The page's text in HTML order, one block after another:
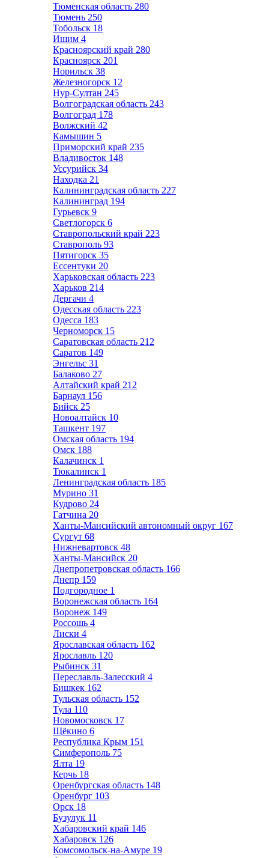
Тюменская область 280
Тюмень 250
Тобольск 18
Ишим 4
Красноярский край 280
Красноярск 201
Норильск 38
Железногорск 12
Нур-Султан 245
Волгоградская область 243
Волгоград 178
Волжский 42
Камышин 5
Приморский край 235
Владивосток 148
Уссурийск 34
Находка 21
Калининградская область 227
Калининград 194
Гурьевск 9
Светлогорск 6
Ставропольский край 223
Ставрополь 93
Пятигорск 35
Ессентуки 20
Харьковская область 223
Харьков 214
Дергачи 4
Одесская область 223
Одесса 183
Черноморск 15
Саратовская область 212
Саратов 149
Энгельс 31
Балаково 27
Алтайский край 212
Барнаул 156
Бийск 25
Новоалтайск 10
Ташкент 197
Омская область 194
Омск 188
Калачинск 1
Тюкалинск 1
Ленинградская область 185
Мурино 31
Кудрово 24
Гатчина 20
Ханты-Мансийский автономный округ 167
Сургут 68
Нижневартовск 48
Ханты-Мансийск 20
Днепропетровская область 166
Днепр 159
Подгородное 1
Воронежская область 164
Воронеж 149
Россошь 4
Лиски 4
Ярославская область 162
Ярославль 120
Рыбинск 31
Переславль-Залесский 4
Бишкек 162
Тульская область 152
Тула 110
Новомосковск 17
Щёкино 6
Республика Крым 151
Симферополь 75
Ялта 19
Керчь 18
Оренбургская область 148
Оренбург 103
Орск 18
Бузулук 11
Хабаровский край 146
Хабаровск 126
Комсомольск-на-Амуре 19